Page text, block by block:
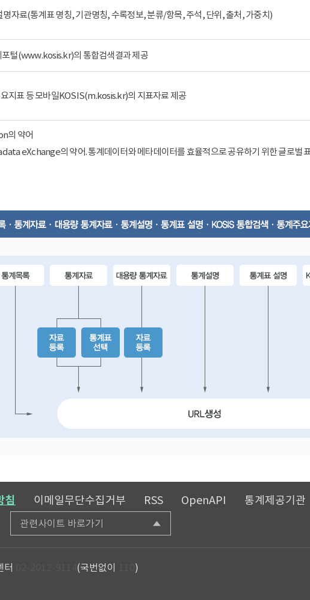
명자료(통계표 명칭, 기관명칭, 수록정보, 분류/항목, 주석, 단위, 출처, 가중치)
털(www.kosis.kr)의 통합검색결과 제공
지표 등 모바일KOSIS(m.kosis.kr)의 지표자료 제공
의 약어
eXchange의 약어. 통계데이터와 메타데이터를 효율적으로 공유하기 위한 글로벌
침 이메일무단수집거부 RSS OpenAPI 통계제공기관
관련사이트 바로가기
터 (국번없이
)